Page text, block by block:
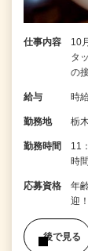
仕事内容
10
タ
の
給与 時
勤務地 栃
勤務時間
11
時
応募資格
年
迎！
後で見る